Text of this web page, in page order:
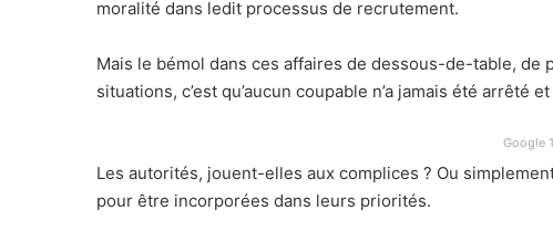
moralité dans ledit processus de recrutement.
Mais le bémol dans ces affaires de dessous-de-table, de
situations, c’est qu’aucun coupable n’a jamais été arrêté
Google 1
Les autorités, jouent-elles aux complices ? Ou
pour être incorporées dans leurs priorités.